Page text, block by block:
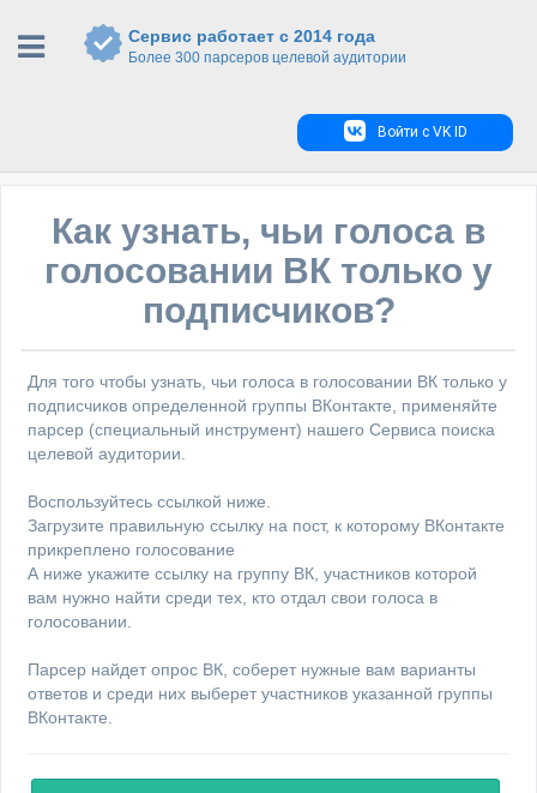
Сервис работает с 2014 года
Более 300 парсеров целевой аудитории
Войти с VK ID
Как узнать, чьи голоса в
голосовании ВК только у
подписчиков?
Для того чтобы узнать, чьи голоса в голосовании ВК только у
подписчиков определенной группы ВКонтакте, применяйте
парсер (специальный инструмент) нашего Сервиса поиска
целевой аудитории.
Воспользуйтесь ссылкой ниже.
Загрузите правильную ссылку на пост, к которому ВКонтакте
прикреплено голосование
А ниже укажите ссылку на группу ВК, участников которой
вам нужно найти среди тех, кто отдал свои голоса в
голосовании.
Парсер найдет опрос ВК, соберет нужные вам варианты
ответов и среди них выберет участников указанной группы
ВКонтакте.